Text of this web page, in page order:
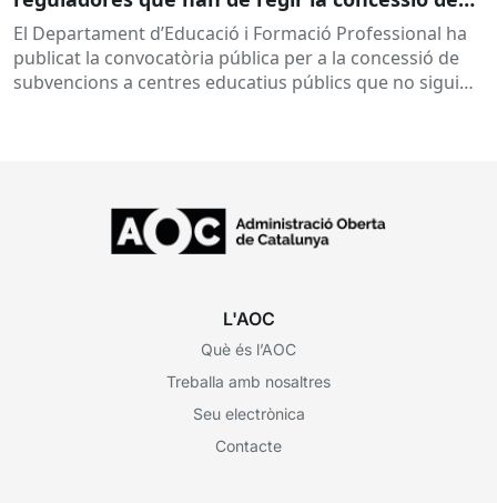
subvencions a centres educatius, per al
desenvolupament de programes de formació i
inserció, durant el curs 2026-2027
El Departament d’Educació i Formació Professional ha
publicat la convocatòria pública per a la concessió de
subvencions a centres educatius públics que no siguin
L'AOC
Què és l’AOC
Treballa amb nosaltres
Seu electrònica
Contacte